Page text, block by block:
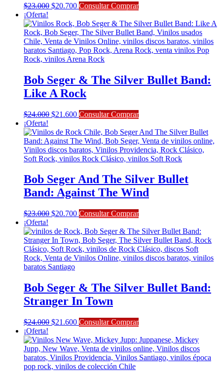
$23.000 El
original
era:
$23.000.
$20.700El
actual
es:
$20.700.
Consultar Comprar
¡Oferta!
Bob Seger & The Silver Bullet Band:
Like A Rock
$24.000 El
original
era:
$24.000.
$21.600El
actual
es:
$21.600.
Consultar Comprar
¡Oferta!
Bob Seger And The Silver Bullet
Band: Against The Wind
$23.000 El
original
era:
$23.000.
$20.700El
actual
es:
$20.700.
Consultar Comprar
¡Oferta!
Bob Seger & The Silver Bullet Band:
Stranger In Town
$24.000 El
original
era:
$24.000.
$21.600El
actual
es:
$21.600.
Consultar Comprar
¡Oferta!